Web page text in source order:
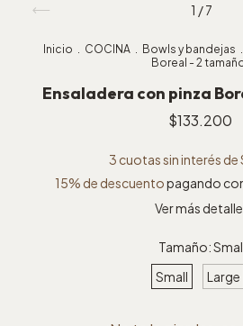
1 /7
Inicio . COCINA . Bowls y bandejas .
Boreal - 2
Ensaladera con pinza
$133.200
3 cuotas sin interés de
15% de descuentopagando
Ver más
Tamaño:
Small
Large